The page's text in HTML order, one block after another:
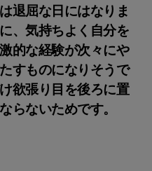
退屈な日にはなりま
、気持ちよく自分を
的な経験が次々にや
すものになりそうで
欲張り目を後ろに置
らないためです。